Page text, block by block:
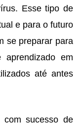
Esse tipo de
e para o futuro
se preparar para
em
até antes
sucesso de